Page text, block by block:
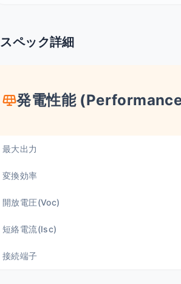
スペック詳細
発電性能
最大出力
変換効率
開放電圧(Voc)
短絡電流(Isc)
接続端子